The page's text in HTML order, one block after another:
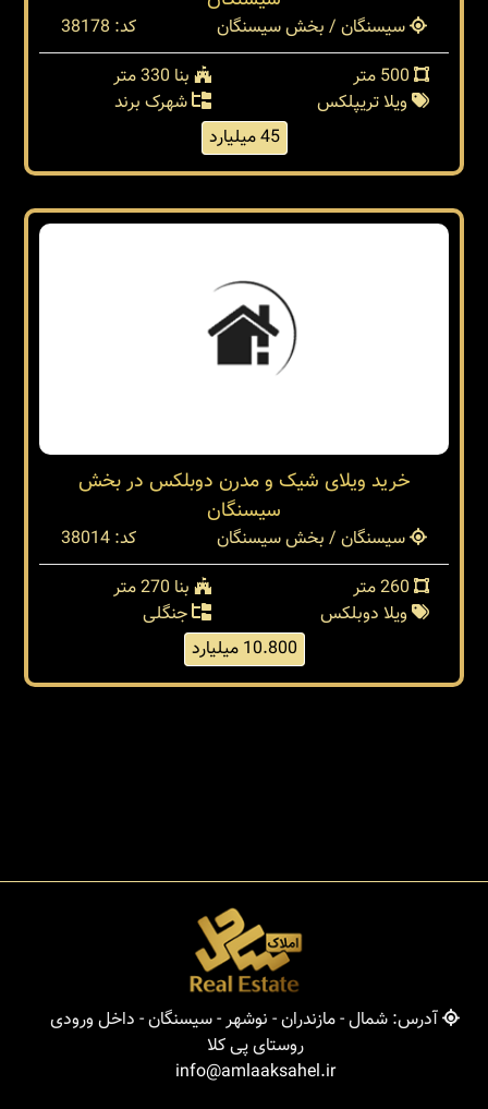
ویژه
خرید ویلا مدرن استخردار 4 خوابه شهرک برند در
سیسنگان
سیسنگان / بخش سیسنگان
کد: 38178
ویلا تریپلکس
شهرک برند
45 میلیارد
خرید ویلای شیک و مدرن دوبلکس در بخش
سیسنگان
سیسنگان / بخش سیسنگان
کد: 38014